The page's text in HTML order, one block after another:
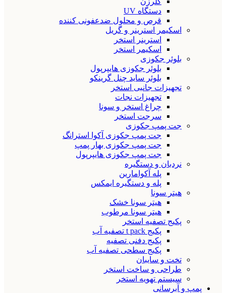
دستگاه UV
قرص و محلول ضدعفونی کننده
اسکیمر استرینر و گریل
استرینر استخر
اسکیمر استخر
بلوئر جکوزی
بلوئر جکوزی هایپرپول
بلوئر ساید چنل گرینکو
تجهیزات جانبی استخر
تجهیزات نجات
چراغ استخر و سونا
سرجت استخر
جت پمپ جکوزی
جت پمپ جکوزی آکوا استرانگ
جت پمپ جکوزی بهار پمپ
جت پمپ جکوزی هایپرپول
نردبان و دستگیره
پله آکوامارین
پله و دستگیره ایمکس
هیتر سونا
هیتر سونا خشک
هیتر سونا مرطوب
پکیج تصفیه استخر
پکیج t pack تصفیه آب
پکیج دفنی تصفیه
پکیج سطحی تصفیه آب
تخت و سایبان
طراحی و ساخت استخر
سیستم تهویه استخر
پمپ و آبرسانی